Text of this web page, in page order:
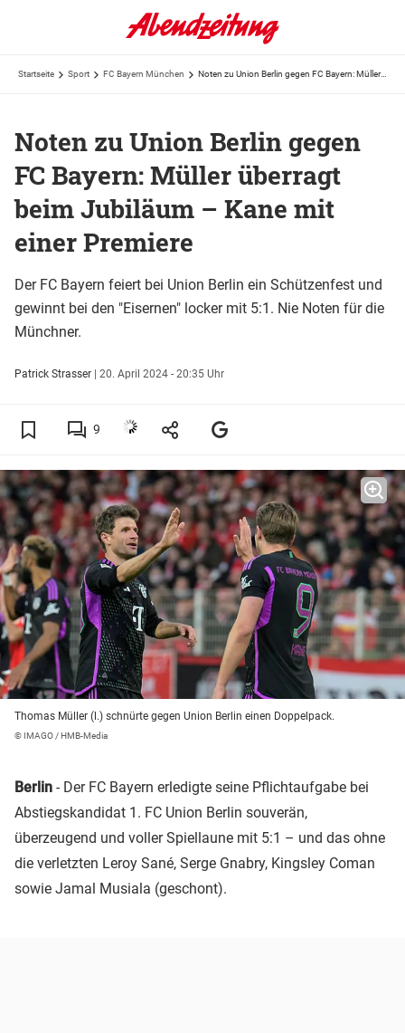
Startseite Sport FC Bayern München Noten zu Union Berlin gegen FC Bayern: Müller überragt beim Jubiläum – Kane mit einer Premiere
Noten zu Union Berlin gegen
FC Bayern: Müller überragt
beim Jubiläum – Kane mit
einer Premiere
Der FC Bayern feiert bei Union Berlin ein Schützenfest und
gewinnt bei den "Eisernen" locker mit 5:1. Nie Noten für die
Münchner.
Patrick Strasser | 20. April 2024 - 20:35 Uhr
9
Thomas Müller (l.) schnürte gegen Union Berlin einen Doppelpack.
© IMAGO / HMB-Media
Berlin - Der FC Bayern erledigte seine Pflichtaufgabe bei
Abstiegskandidat 1. FC Union Berlin souverän,
überzeugend und voller Spiellaune mit 5:1 – und das ohne
die verletzten Leroy Sané, Serge Gnabry, Kingsley Coman
sowie Jamal Musiala (geschont).